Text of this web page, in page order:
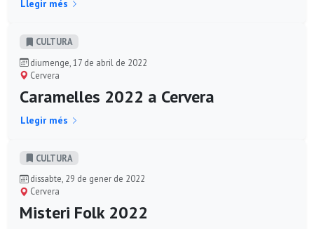
Llegir més
CULTURA
diumenge, 17 de abril de 2022
Cervera
Caramelles 2022 a Cervera
Llegir més
CULTURA
dissabte, 29 de gener de 2022
Cervera
Misteri Folk 2022